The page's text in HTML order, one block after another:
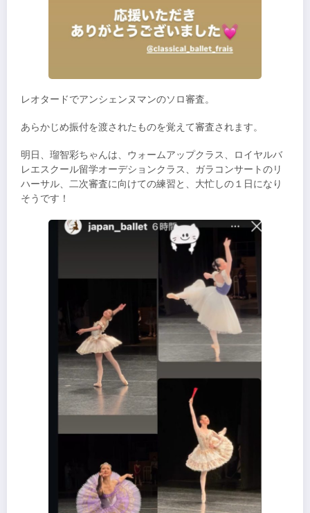
レオタードでアンシェンヌマンのソロ審査。
あらかじめ振付を渡されたものを覚えて審査されます。
明日、瑠智彩ちゃんは、ウォームアップクラス、ロイヤルバ
レエスクール留学オーデションクラス、ガラコンサートのリ
ハーサル、二次審査に向けての練習と、大忙しの１日になり
そうです！